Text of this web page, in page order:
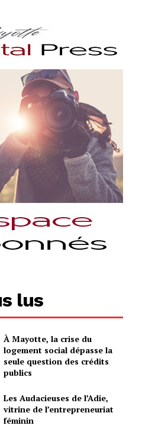
lus
À Mayotte, la crise du
logement social dépasse la
seule question des crédits
publics
Les Audacieuses de l’Adie,
vitrine de l’entrepreneuriat
féminin